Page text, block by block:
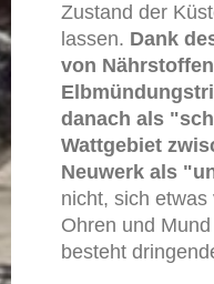
Zustand der
lassen. Dank
von
danach als
Wattgebiet
Neuwerk als
nicht, sich
Ohren und
besteht